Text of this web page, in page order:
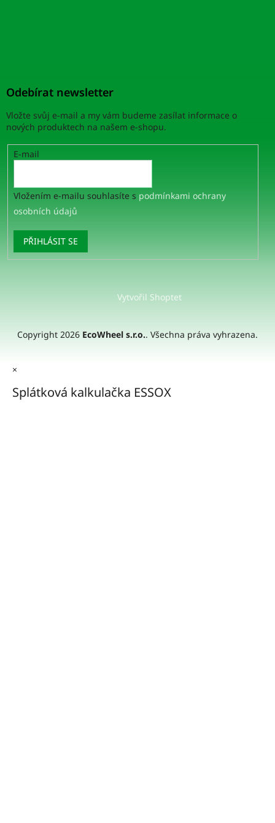
Odebírat newsletter
Vložte svůj e-mail a my vám budeme zasílat informace o
nových produktech na našem e-shopu.
E-mail
Vložením e-mailu souhlasíte s podmínkami ochrany
osobních údajů
PŘIHLÁSIT SE
Vytvořil Shoptet
Copyright 2026 EcoWheel s.r.o.. Všechna práva vyhrazena.
×
Splátková kalkulačka ESSOX